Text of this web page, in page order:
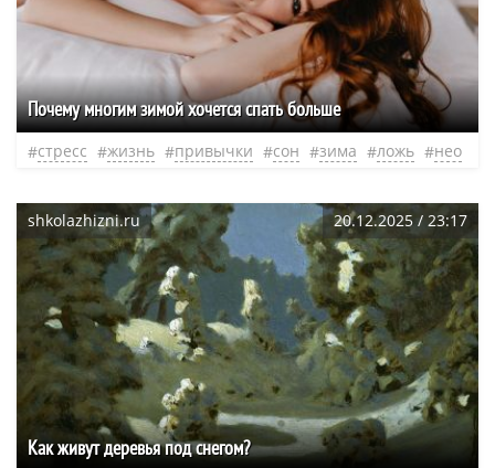
Почему многим зимой хочется спать больше
стресс жизнь привычки сон зима ложь нео
shkolazhizni.ru 20.12.2025 / 23:17
Как живут деревья под снегом?